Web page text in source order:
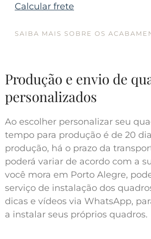
Calcular frete
SAIBA MAIS SOBRE OS
Produção e envio de
personalizados
Ao escolher personalizar seu
tempo para produção é de 20
produção, há o prazo da
poderá variar de acordo com a
você mora em Porto Alegre,
serviço de instalação dos
dicas e vídeos via WhatsApp,
a instalar seus próprios quadros.